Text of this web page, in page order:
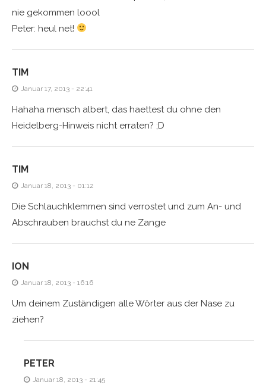
nie gekommen loool
Peter: heul net!
TIM
Januar 17, 2013 - 22:41
Hahaha mensch albert, das haettest du ohne den
Heidelberg-Hinweis nicht erraten? ;D
TIM
Januar 18, 2013 - 01:12
Die Schlauchklemmen sind verrostet und zum An- und
Abschrauben brauchst du ne Zange
ION
Januar 18, 2013 - 16:16
Um deinem Zuständigen alle Wörter aus der Nase zu
ziehen?
PETER
Januar 18, 2013 - 21:45